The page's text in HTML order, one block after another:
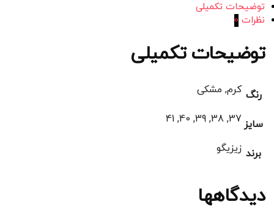
توضیحات تکمیلی
نظرات 0
توضیحات تکمیلی
رنگ کرم, مشکی
سایز 37, 38, 39, 40, 41
برند زیزیگو
دیدگاهها